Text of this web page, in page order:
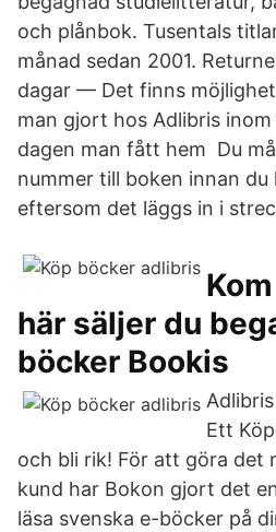
och plånbok. Tusentals
månad sedan 2001.
dagar — Det finns
man gjort hos Adlibris
dagen man fått hem Du
nummer till boken innan
eftersom det läggs in i
här säljer du
böcker Bookis
Ett
och bli rik! För att göra det
kund har Bokon gjort det
läsa svenska e-böcker på